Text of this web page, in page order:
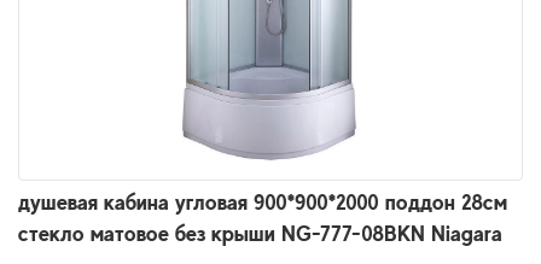
душевая кабина угловая 900*900*2000 поддон 28см
стекло матовое без крыши NG-777-08BKN Niagara